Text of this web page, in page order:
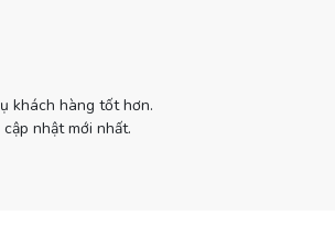
khách hàng tốt hơn.
nhật mới nhất.